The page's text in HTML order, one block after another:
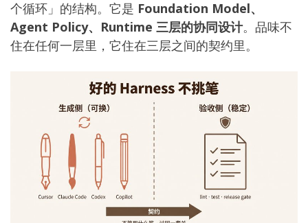
个循环」的结构。它是 Foundation Model、
Agent Policy、Runtime 三层的协同设计。品味不
住在任何一层里，它住在三层之间的契约里。